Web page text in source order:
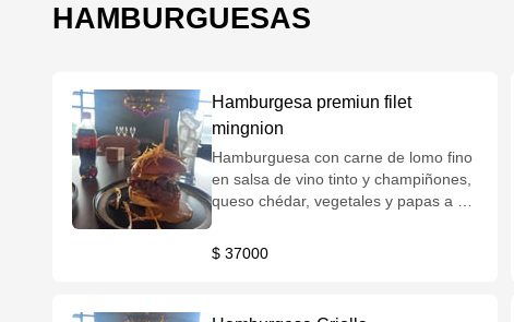
HAMBURGUESAS
Hamburgesa premiun filet
mingnion
Hamburguesa con carne de lomo fino
en salsa de vino tinto y champiñones,
queso chédar, vegetales y papas a su
$ 37000